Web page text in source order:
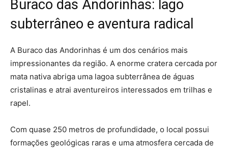
Buraco das Andorinhas: lago
subterrâneo e aventura radical
A Buraco das Andorinhas é um dos cenários mais
impressionantes da região. A enorme cratera cercada por
mata nativa abriga uma lagoa subterrânea de águas
cristalinas e atrai aventureiros interessados em trilhas e
rapel.
Com quase 250 metros de profundidade, o local possui
formações geológicas raras e uma atmosfera cercada de